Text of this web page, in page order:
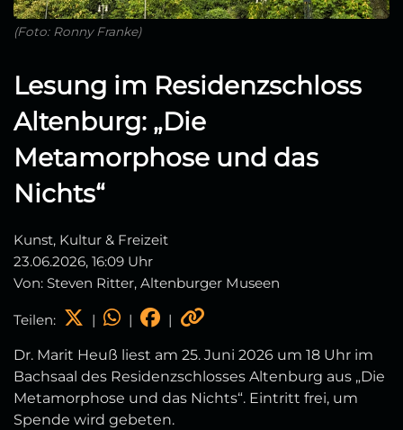
(Foto: Ronny Franke)
Lesung im Residenzschloss
Altenburg: „Die
Metamorphose und das
Nichts“
Kunst, Kultur & Freizeit
23.06.2026, 16:09 Uhr
Von: Steven Ritter, Altenburger Museen
Teilen: | | |
Dr. Marit Heuß liest am 25. Juni 2026 um 18 Uhr im
Bachsaal des Residenzschlosses Altenburg aus „Die
Metamorphose und das Nichts“. Eintritt frei, um
Spende wird gebeten.